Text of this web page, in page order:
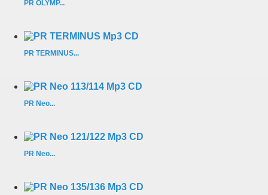
PR OLYMP...
PR TERMINUS...
PR Neo...
PR Neo...